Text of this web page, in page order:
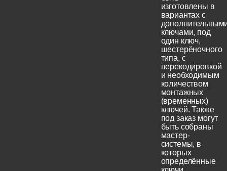
изготовлены в
вариантах с
ключами, под
один ключ,
шестерёночного
типа, с
перекодировкой
и необходимым
количеством
монтажных
(временных)
ключей. Также
под заказ могут
быть собраны
мастер-
системы, в
которых
определённые